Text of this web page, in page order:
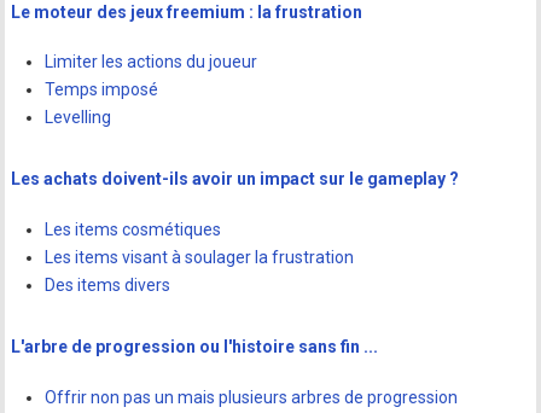
Le moteur des jeux freemium : la frustration
Limiter les actions du joueur
Temps imposé
Levelling
Les achats doivent-ils avoir un impact sur le gameplay ?
Les items cosmétiques
Les items visant à soulager la frustration
Des items divers
L'arbre de progression ou l'histoire sans fin ...
Offrir non pas un mais plusieurs arbres de progression